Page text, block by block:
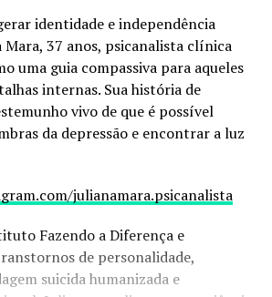
identidade e independência
Mara, 37 anos, psicanalista clínica
uma guia compassiva para aqueles
internas. Sua história de
vivo de que é possível
da depressão e encontrar a luz
julianamara.psicanalista
Fazendo a Diferença e
de personalidade,
suicida humanizada e